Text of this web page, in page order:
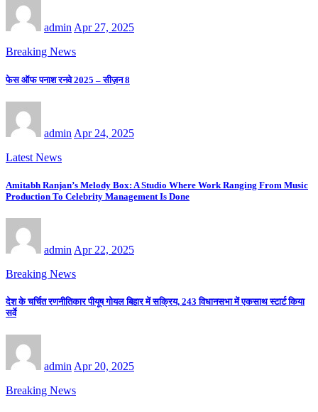
adminApr 27, 2025
Breaking News
फेस ऑफ पनाश रनवे 2025 – सीज़न 8
admin Apr 24, 2025
Latest News
Amitabh Ranjan’s Melody Box: A Studio Where Work Ranging From Music
Production To Celebrity Management Is Done
admin Apr 22, 2025
Breaking News
देश के चर्चित रणनीतिकार पीयूष गोयल बिहार में सक्रिय, 243 विधानसभा में एकसाथ स्टार्ट किया
सर्वे
adminApr 20, 2025
Breaking News